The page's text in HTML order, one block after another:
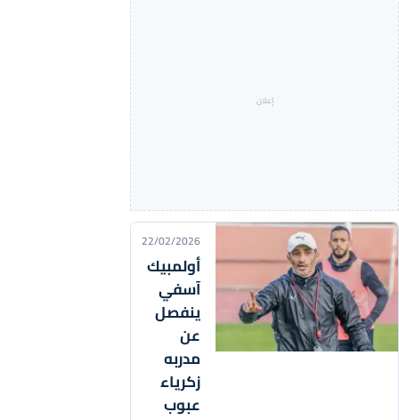
22/02/2026
أولمبيك
آسفي
ينفصل
عن
مدربه
زكرياء
عبوب